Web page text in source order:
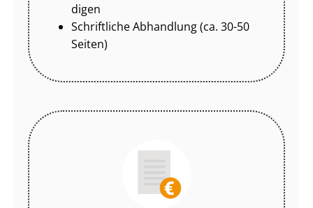
di­gen
Schriftliche Abhandlung (ca. 30-50
Seiten)